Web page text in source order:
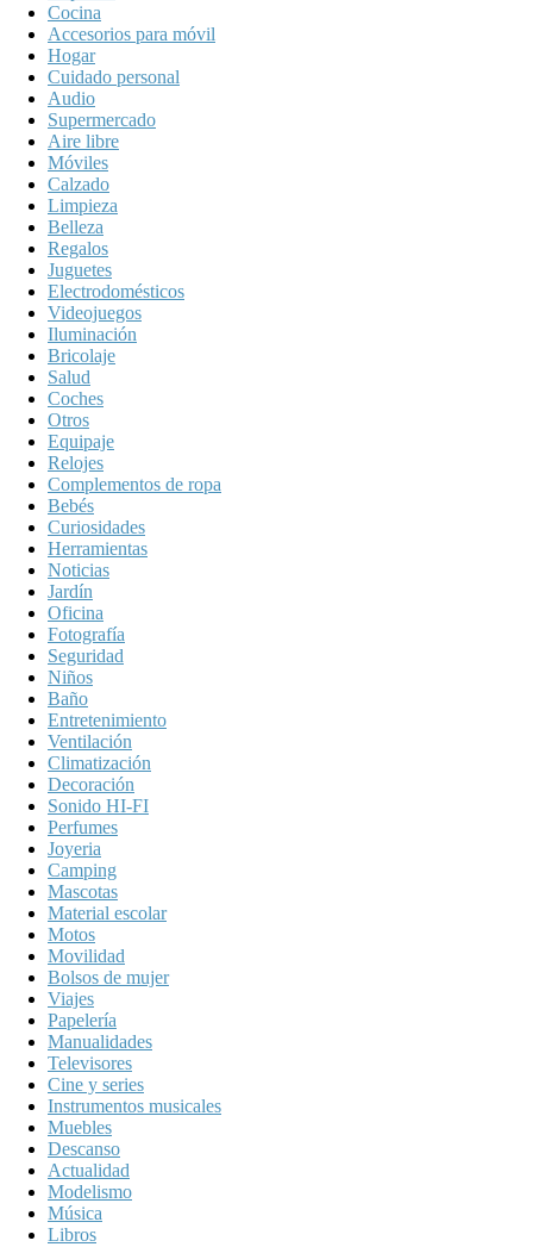
Cocina
Accesorios para móvil
Hogar
Cuidado personal
Audio
Supermercado
Aire libre
Móviles
Calzado
Limpieza
Belleza
Regalos
Juguetes
Electrodomésticos
Videojuegos
Iluminación
Bricolaje
Salud
Coches
Otros
Equipaje
Relojes
Complementos de ropa
Bebés
Curiosidades
Herramientas
Noticias
Jardín
Oficina
Fotografía
Seguridad
Niños
Baño
Entretenimiento
Ventilación
Climatización
Decoración
Sonido HI-FI
Perfumes
Joyeria
Camping
Mascotas
Material escolar
Motos
Movilidad
Bolsos de mujer
Viajes
Papelería
Manualidades
Televisores
Cine y series
Instrumentos musicales
Muebles
Descanso
Actualidad
Modelismo
Música
Libros